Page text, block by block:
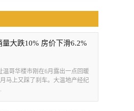
大跌10% 房价下滑6.2%
温哥华楼市刚在6月露出一点回暖
马上又踩了刹车。大温地产经纪